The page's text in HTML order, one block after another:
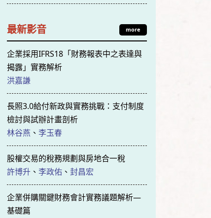
最新影音 more
企業採用IFRS18「財務報表中之表達與
揭露」實務解析
洪嘉謙
長照3.0給付新政與實務挑戰：支付制度
檢討與試辦計畫剖析
林谷燕 、 李玉春
股權交易的稅務規劃與房地合一稅
許博升 、 李政佑 、 封昌宏
企業併購關鍵財務會計實務議題解析—
基礎篇